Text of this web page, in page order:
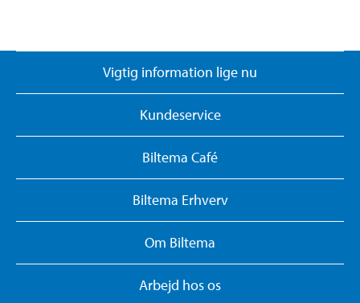
Vigtig information lige nu
Kundeservice
Biltema Café
Biltema Erhverv
Om Biltema
Arbejd hos os